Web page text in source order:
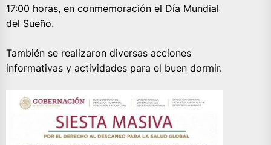
17:00 horas, en conmemoración el Día Mundial
del Sueño.
También se realizaron diversas acciones
informativas y actividades para el buen dormir.